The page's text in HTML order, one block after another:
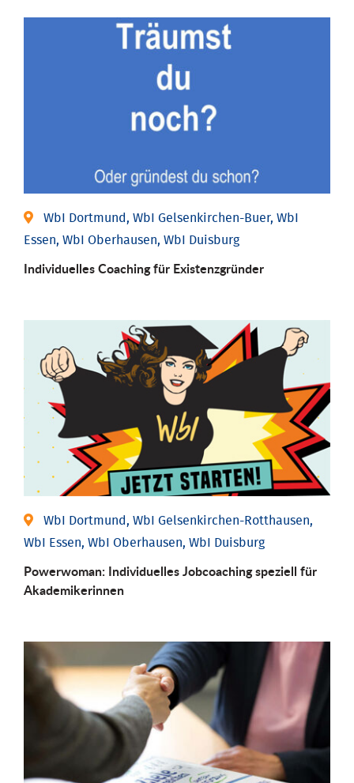
WbI Dortmund, WbI Gelsenkirchen-Buer, WbI
Essen, WbI Oberhausen, WbI Duisburg
Individu­elles Coaching für Existenz­gründer
WbI Dortmund, WbI Gelsenkirchen-Rotthausen,
WbI Essen, WbI Oberhausen, WbI Duisburg
Powerwoman: Individu­elles Job­coaching speziell für
Aka­demiker­innen